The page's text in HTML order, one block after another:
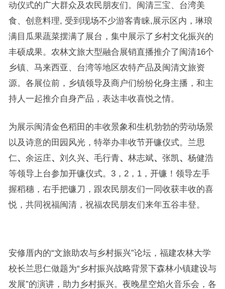
动仪式的广大群众及农民朋友们。闽清三宝、台湾美
食、创意料理, 受到现场不少游客青睐,展示区内，琳琅
满目瓜果蔬菜摆满了展台，集中展示了乡村文化振兴的
丰硕成果。农林文旅大型融合展销直播推介了闽清16个
乡镇、马来西亚、台湾等地区农特产品及闽清文旅资
源。各展位前，乡镇领导及商户们纷纷化身主播，和主
持人一起推介自身产品，表达丰收喜悦之情。
为展示闽清金色稻田的丰收景象和生机勃勃的劳动场景
以及诗意的田园风光，特举办丰收节开镰仪式。兰思
仁、 余运庄、 刘久兴、 毛行青、 林志斌、 张凯、 杨健浩
等领导上台参加开镰仪式。3，2，1，开镰！领导左手
握稻穗，右手把镰刀，跟农民朋友们一同收获丰收的喜
悦，共同祝福闽清，祝福农民朋友们来年五谷丰登。
安修厝内的“文旅助农与乡村振兴”论坛，福建农林大学
校长兰思仁做题为“乡村振兴战略背景下森林小镇建设与
发展”的演讲，助力乡村振兴。夜晚星空焰火音乐会，各